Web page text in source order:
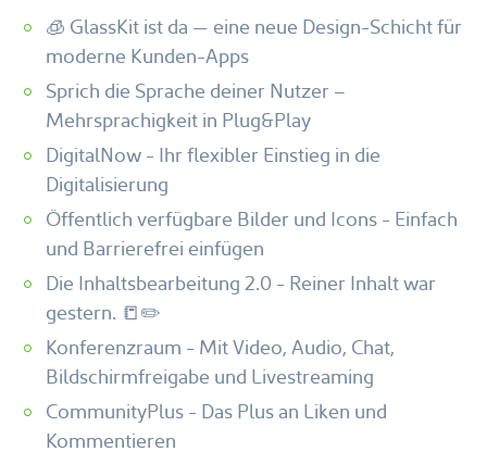
🧊 GlassKit ist da — eine neue Design-Schicht für
moderne Kunden-Apps
Sprich die Sprache deiner Nutzer –
Mehrsprachigkeit in Plug&Play
DigitalNow - Ihr flexibler Einstieg in die
Digitalisierung
Öffentlich verfügbare Bilder und Icons - Einfach
und Barrierefrei einfügen
Die Inhaltsbearbeitung 2.0 - Reiner Inhalt war
gestern. 📒✏️
Konferenzraum - Mit Video, Audio, Chat,
Bildschirmfreigabe und Livestreaming
CommunityPlus - Das Plus an Liken und
Kommentieren